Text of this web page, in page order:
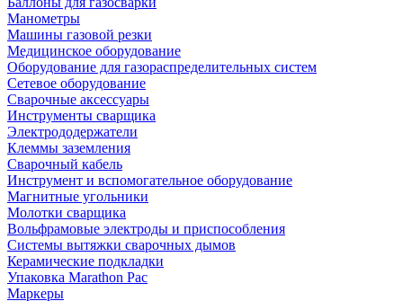
Манометры
Машины газовой резки
Медицинское оборудование
Оборудование для газораспределительных систем
Сетевое оборудование
Сварочные аксессуары
Инструменты сварщика
Электрододержатели
Клеммы заземления
Сварочный кабель
Инструмент и вспомогательное оборудование
Магнитные угольники
Молотки сварщика
Вольфрамовые электроды и приспособления
Системы вытяжки сварочных дымов
Керамические подкладки
Упаковка Marathon Pac
Маркеры